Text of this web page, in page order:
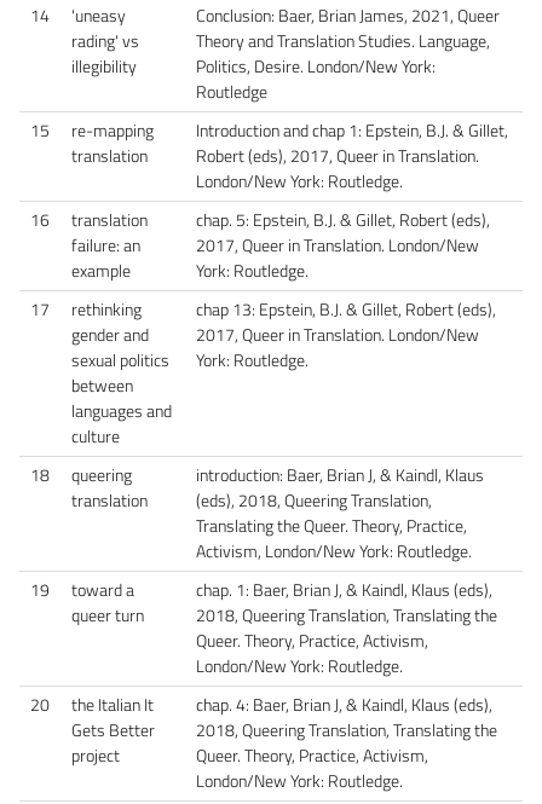
14
'uneasy
rading' vs
illegibility
Conclusion: Baer, Brian James, 2021, Queer
Theory and Translation Studies. Language,
Politics, Desire. London/New York:
Routledge
15
re-mapping
translation
Introduction and chap 1: Epstein, B.J. & Gillet,
Robert (eds), 2017, Queer in Translation.
London/New York: Routledge.
16
translation
failure: an
example
chap. 5: Epstein, B.J. & Gillet, Robert (eds),
2017, Queer in Translation. London/New
York: Routledge.
17
rethinking
gender and
sexual politics
between
languages and
culture
chap 13: Epstein, B.J. & Gillet, Robert (eds),
2017, Queer in Translation. London/New
York: Routledge.
18
queering
translation
introduction: Baer, Brian J, & Kaindl, Klaus
(eds), 2018, Queering Translation,
Translating the Queer. Theory, Practice,
Activism, London/New York: Routledge.
19
toward a
queer turn
chap. 1: Baer, Brian J, & Kaindl, Klaus (eds),
2018, Queering Translation, Translating the
Queer. Theory, Practice, Activism,
London/New York: Routledge.
20
the Italian It
Gets Better
project
chap. 4: Baer, Brian J, & Kaindl, Klaus (eds),
2018, Queering Translation, Translating the
Queer. Theory, Practice, Activism,
London/New York: Routledge.